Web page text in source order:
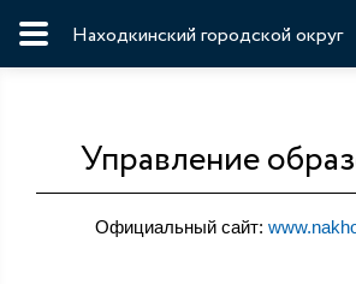
Находкинский городской округ
Управление
Официальный сайт: